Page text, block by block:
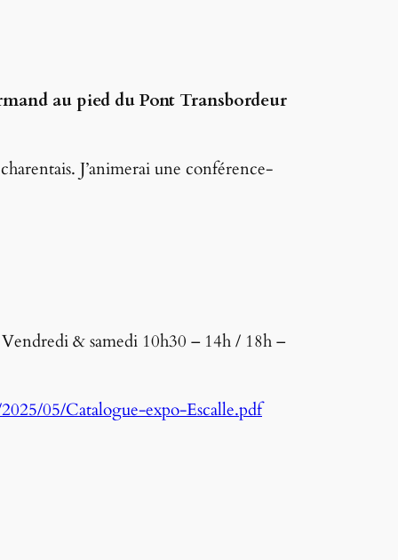
au pied du Pont Transbordeur
J’animerai une conférence-
& samedi 10h30 – 14h / 18h –
05/Catalogue-expo-Escalle.pdf